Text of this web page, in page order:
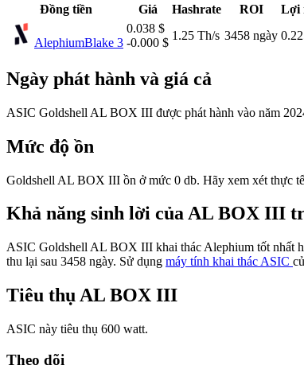
Đồng tiền
Giá Hashrate ROI Lợi
AlephiumBlake 3
0.038 $
-0.000 $
1.25 Th/s 3458 ngày
Ngày phát hành và giá cả
ASIC Goldshell AL BOX III được phát hành vào năm
Mức độ ồn
Goldshell AL BOX III ồn ở mức 0 db. Hãy xem xét thực
Khả năng sinh lời của AL BOX III
ASIC Goldshell AL BOX III khai thác Alephium tốt nhất
thu lại sau 3458 ngày. Sử dụng máy tính khai thác ASIC
Tiêu thụ AL BOX III
ASIC này tiêu thụ 600 watt.
Theo dõi